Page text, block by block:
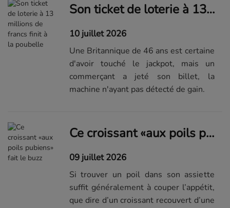
Son ticket de loterie à 13 millions de francs finit à la poubelle
10 juillet 2026
Une Britannique de 46 ans est certaine
d'avoir touché le jackpot, mais un
commerçant a jeté son billet, la
machine n'ayant pas détecté de gain.
Ce croissant «aux poils pubiens» fait le buzz
09 juillet 2026
Si trouver un poil dans son assiette
suffit généralement à couper l’appétit,
que dire d’un croissant recouvert d’une